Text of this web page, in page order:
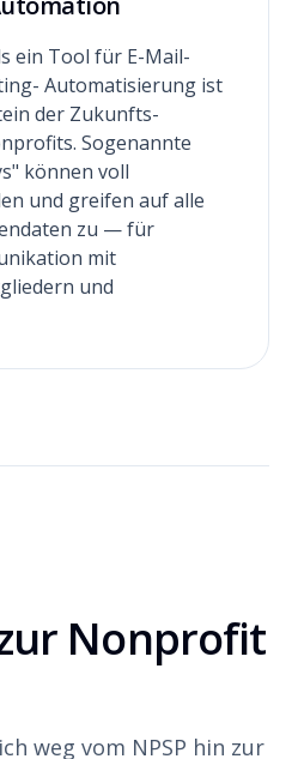
ein Tool für E-Mail-
Automatisierung ist
der Zukunfts­
Sogenannte
können voll
und greifen auf alle
zu — für
mit
und
Nonprofit
weg vom NPSP hin zur